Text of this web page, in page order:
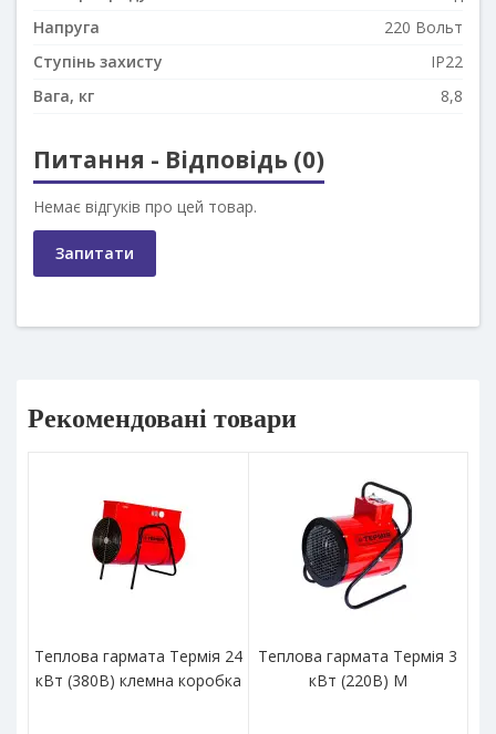
Напруга
220 Вольт
Ступінь захисту
IP22
Вага, кг
8,8
Питання - Відповідь (0)
Немає відгуків про цей товар.
Запитати
Рекомендовані товари
Теплова гармата Термія 24
кВт (380В) клемна коробка
Теплова гармата Термія 3
кВт (220В) М